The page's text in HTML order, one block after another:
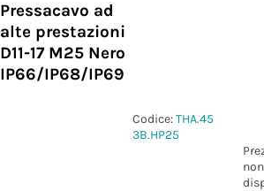
Pressacavo ad
alte prestazioni
D11-17 M25 Nero
IP66/IP68/IP69
Codice:THA.45
3B.HP25
non